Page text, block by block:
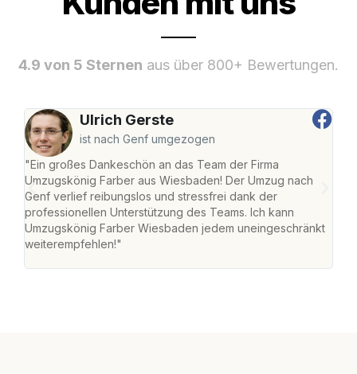
4.9 von 5 Sternen aus über 800+ Bewertungen.
Ulrich Gerste
ist nach Genf umgezogen
"Ein großes Dankeschön an das Team der Firma
Umzugskönig Farber aus Wiesbaden! Der Umzug nach
Genf verlief reibungslos und stressfrei dank der
professionellen Unterstützung des Teams. Ich kann
Umzugskönig Farber Wiesbaden jedem uneingeschränkt
weiterempfehlen!"